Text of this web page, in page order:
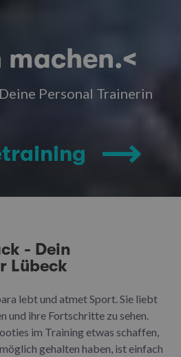
machen.<
Personal Trainerin
- Dein
Lübeck
lebt und atmet Sport. Sie liebt
und ihre Fortschritte zu sehen.
im Training etwas schaffen,
gehalten haben, ist einfach